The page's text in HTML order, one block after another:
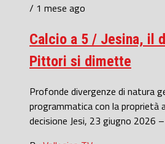
/ 1 mese ago
Calcio a 5 / Jesina, il
Pittori si dimette
Profonde divergenze di natura
programmatica con la proprietà
decisione Jesi, 23 giugno 2026 –